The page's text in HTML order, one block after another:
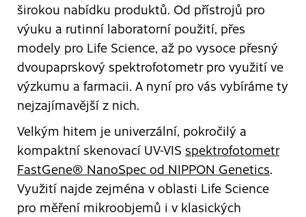
širokou nabídku produktů. Od přístrojů pro
výuku a rutinní laboratorní použití, přes
modely pro Life Science, až po vysoce přesný
dvoupaprskový spektrofotometr pro využití ve
výzkumu a farmacii. A nyní pro vás vybíráme ty
nejzajímavější z nich.
Velkým hitem je univerzální, pokročilý a
kompaktní skenovací UV-VIS spektrofotometr
FastGene® NanoSpec od NIPPON Genetics.
Využití najde zejména v oblasti Life Science
pro měření mikroobjemů i v klasických